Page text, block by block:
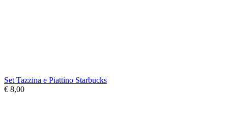
Set Tazzina e Piattino Starbucks
€ 8,00